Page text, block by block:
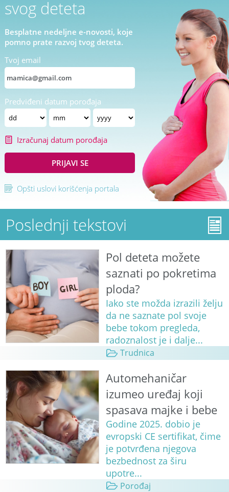
svog deteta
Besplatne nedeljne e-novosti, koje
pomno prate razvoj tvog deteta.
Tvoj email
Predviđeni datum porođaja
Izračunaj datum porođaja
PRIJAVI SE
Opšti uslovi korišćenja portala
Poslednji tekstovi
Pol deteta možete
saznati po pokretima
ploda?
Iako ste možda izrazili želju
da ne saznate pol svoje
bebe tokom pregleda,
radoznalost je i dalje...
Trudnica
Automehaničar
izumeo uređaj koji
spasava majke i bebe
Godine 2025. dobio je
evropski CE sertifikat, čime
je potvrđena njegova
bezbednost za širu
upotre...
Porođaj